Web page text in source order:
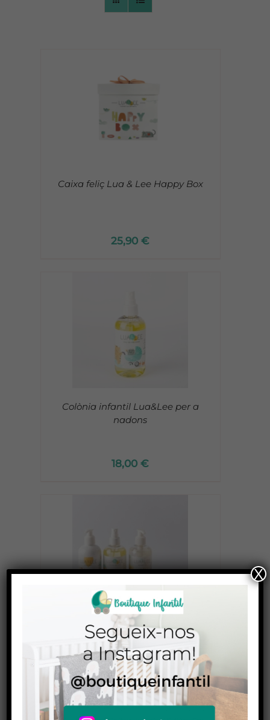
Caixa feliç Lua & Lee Happy Box
25,90€
Colònia infantil Lua&Lee per a
nadons
18,00€
Cosmètica infantil Lua&Lee Pack
55,00€
X